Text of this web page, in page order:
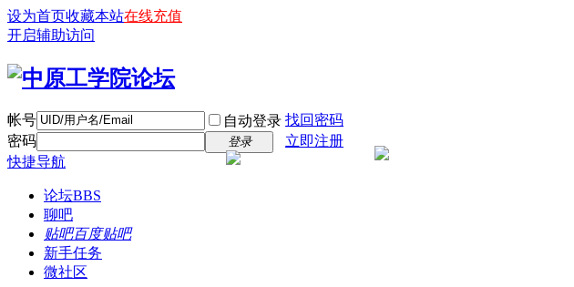
设为首页收藏本站在线充值
开启辅助访问
帐号 自动登录 找回密码
密码
登录
立即注册
快捷导航
论坛BBS
聊吧
贴吧百度贴吧
新手任务
微社区